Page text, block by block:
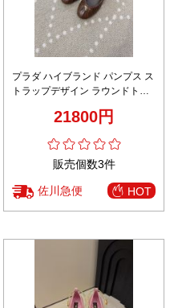
プラダ ハイブランド パンプス ス
トラップデザイン ラウンドトゥ
21800円
販売個数3件
佐川急便 HOT